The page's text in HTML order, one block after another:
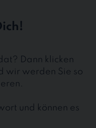
Dann klicken
wir werden Sie so
und können es